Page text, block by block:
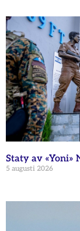
Staty av «Yoni»
5 augusti 2026